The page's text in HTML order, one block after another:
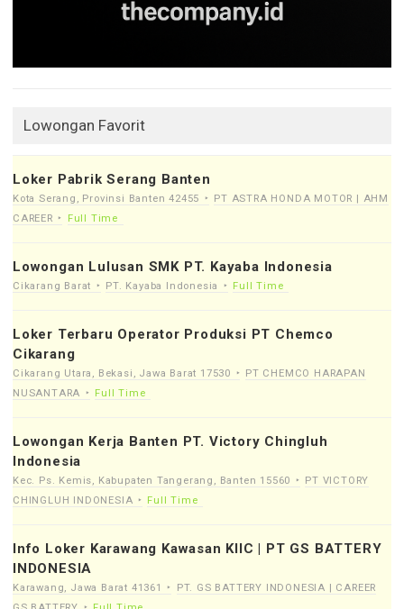
Lowongan Favorit
Loker Pabrik Serang Banten
Kota Serang, Provinsi Banten 42455
PT ASTRA HONDA MOTOR | AHM
CAREER
Full Time
Lowongan Lulusan SMK PT. Kayaba Indonesia
Cikarang Barat PT. Kayaba Indonesia Full Time
Loker Terbaru Operator Produksi PT Chemco
Cikarang
Cikarang Utara, Bekasi, Jawa Barat 17530
PT CHEMCO HARAPAN
NUSANTARA
Full Time
Lowongan Kerja Banten PT. Victory Chingluh
Indonesia
Kec. Ps. Kemis, Kabupaten Tangerang, Banten 15560
PT VICTORY
CHINGLUH INDONESIA
Full Time
Info Loker Karawang Kawasan KIIC | PT GS BATTERY
INDONESIA
Karawang, Jawa Barat 41361
PT. GS BATTERY INDONESIA | CAREER